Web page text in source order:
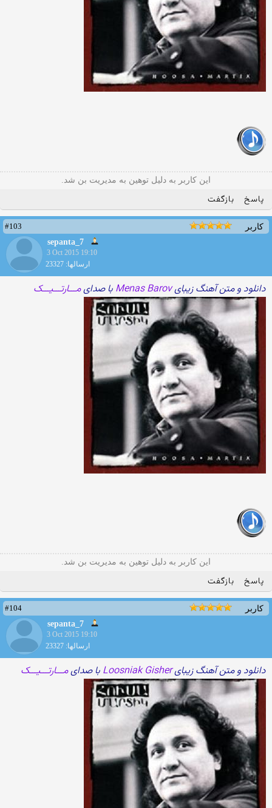
این کاربر به دلیل توهین به مدیریت بن شد.
پاسخ بازگفت
کاربر
#103
sepanta_7
3 Oct 2015 19:10
ارسالها: 23327
دانلود و متن آهنگ زیبایMenas Barov با صدایمـــارتـــیـــک
این کاربر به دلیل توهین به مدیریت بن شد.
پاسخ بازگفت
کاربر
#104
sepanta_7
3 Oct 2015 19:10
ارسالها: 23327
دانلود و متن آهنگ زیبایLoosniak Gisher با صدایمـــارتـــیـــک